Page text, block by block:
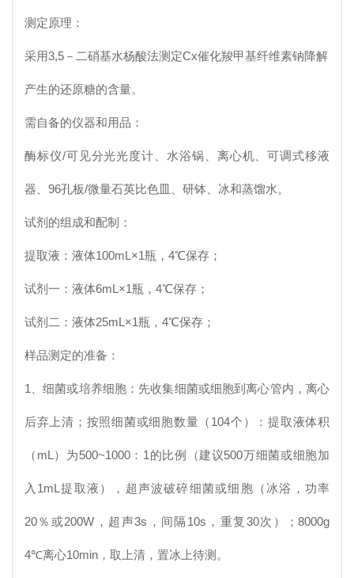
测定原理：
采用3,5－二硝基水杨酸法测定Cx催化羧甲基纤维素钠降解
产生的还原糖的含量。
需自备的仪器和用品：
酶标仪/可见分光光度计、水浴锅、离心机、可调式移液
器、96孔板/微量石英比色皿、研钵、冰和蒸馏水。
试剂的组成和配制：
提取液：液体100mL×1瓶，4℃保存；
试剂一：液体6mL×1瓶，4℃保存；
试剂二：液体25mL×1瓶，4℃保存；
样品测定的准备：
1、细菌或培养细胞：先收集细菌或细胞到离心管内，离心
后弃上清；按照细菌或细胞数量（104个）：提取液体积
（mL）为500~1000：1的比例（建议500万细菌或细胞加
入1mL提取液），超声波破碎细菌或细胞（冰浴，功率
20％或200W，超声3s，间隔10s，重复30次）；8000g
4℃离心10min，取上清，置冰上待测。